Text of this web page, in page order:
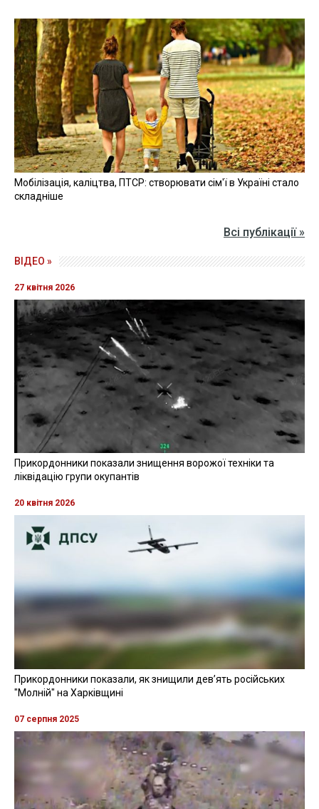
Мобілізація, каліцтва, ПТСР: створювати сім'ї в Україні стало
складніше
Всі публікації »
ВІДЕО »
27 квітня 2026
Прикордонники показали знищення ворожої техніки та
ліквідацію групи окупантів
20 квітня 2026
Прикордонники показали, як знищили девʼять російських
"Молній" на Харківщині
07 серпня 2025